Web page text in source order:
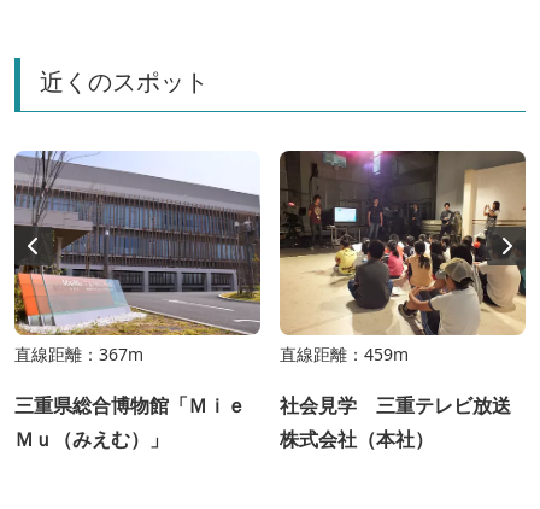
近くのスポット
直線距離：367m
三重県総合博物館「Ｍｉｅ
Ｍｕ（みえむ）」
直線距離：459m
社会見学 三重テレビ放送
株式会社（本社）